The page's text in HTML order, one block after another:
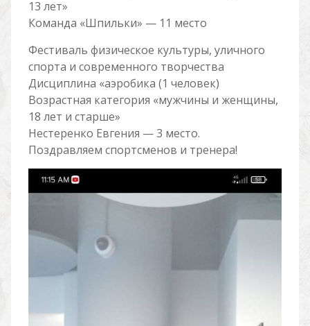
13 лет»
Команда «Шпильки» — 11 место
Фестиваль физическое культуры, уличного
спорта и современного творчества
Дисциплина «аэробика (1 человек)
Возрастная категория «мужчины и женщины,
18 лет и старше»
Нестеренко Евгения — 3 место.
Поздравляем спортсменов и тренера!